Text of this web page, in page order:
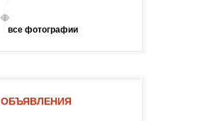
все фотографии
ОБЪЯВЛЕНИЯ